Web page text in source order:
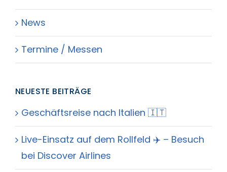
News
Termine / Messen
NEUESTE BEITRÄGE
Geschäftsreise nach Italien 🇮🇹
Live-Einsatz auf dem Rollfeld ✈️ – Besuch
bei Discover Airlines